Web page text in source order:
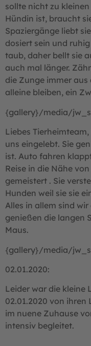
sollte nicht zu
Hündin ist, braucht
Spaziergänge liebt
dosiert sein und
taub, daher bellt sie
auch mal länger.
die Zunge immer
alleine bleiben, ein
{gallery}/media/
Liebes
uns eingelebt. Sie
ist. Auto fahren
Reise in die Nähe
gemeistert . Sie
Hunden weil sie sie
Alles in allem sind
genießen die langen
Maus.
{gallery}/media/
02.01.2020:
Leider war die kleine
02.01.2020 von ihren
im nuene Zuhause
intensiv begleitet.